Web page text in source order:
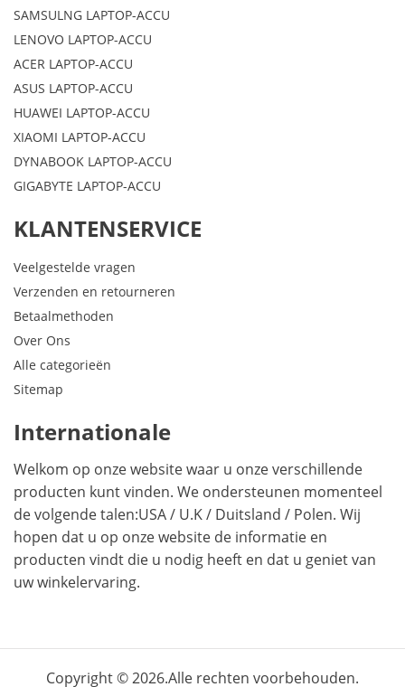
SAMSULNG LAPTOP-ACCU
LENOVO LAPTOP-ACCU
ACER LAPTOP-ACCU
ASUS LAPTOP-ACCU
HUAWEI LAPTOP-ACCU
XIAOMI LAPTOP-ACCU
DYNABOOK LAPTOP-ACCU
GIGABYTE LAPTOP-ACCU
KLANTENSERVICE
Veelgestelde vragen
Verzenden en retourneren
Betaalmethoden
Over Ons
Alle categorieën
Sitemap
Internationale
Welkom op onze website waar u onze verschillende
producten kunt vinden. We ondersteunen momenteel
de volgende talen:USA/ U.K/ Duitsland / Polen. Wij
hopen dat u op onze website de informatie en
producten vindt die u nodig heeft en dat u geniet van
uw winkelervaring.
Copyright © 2026.Alle rechten voorbehouden.